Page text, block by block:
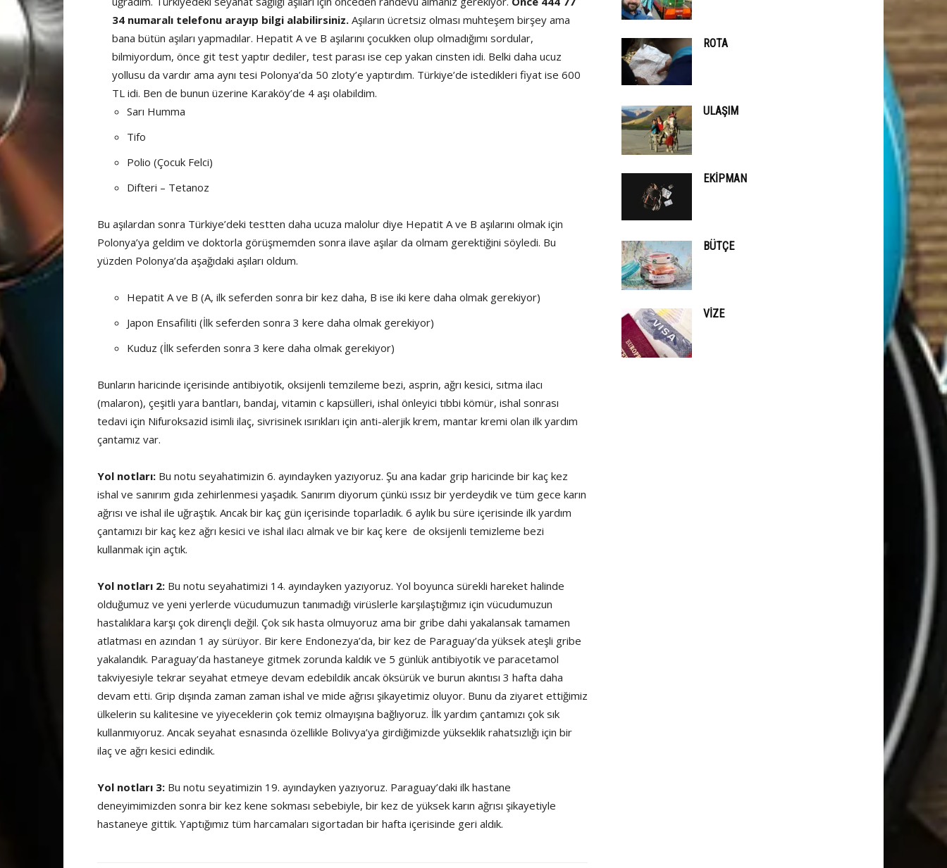
34 numaralı telefonu arayıp bilgi alabilirsiniz. Aşıların ücretsiz olması muhteşem birşey ama
bana bütün aşıları yapmadılar. Hepatit A ve B aşılarını çocukken olup olmadığımı sordular,
bilmiyordum, önce git test yaptır dediler, test parası ise cep yakan cinsten idi. Belki daha ucuz
yollusu da vardır ama aynı tesi Polonya’da 50 zloty’e yaptırdım. Türkiye’de istedikleri fiyat ise 600
TL idi. Ben de bunun üzerine Karaköy’de 4 aşı olabildim.
Sarı Humma
Tifo
Polio (Çocuk Felci)
Difteri – Tetanoz
Bu aşılardan sonra Türkiye’deki testten daha ucuza malolur diye Hepatit A ve B aşılarını olmak için
Polonya’ya geldim ve doktorla görüşmemden sonra ilave aşılar da olmam gerektiğini söyledi. Bu
yüzden Polonya’da aşağıdaki aşıları oldum.
Hepatit A ve B (A, ilk seferden sonra bir kez daha, B ise iki kere daha olmak gerekiyor)
Japon Ensafiliti (İlk seferden sonra 3 kere daha olmak gerekiyor)
Kuduz (İlk seferden sonra 3 kere daha olmak gerekiyor)
Bunların haricinde içerisinde antibiyotik, oksijenli temzileme bezi, asprin, ağrı kesici, sıtma ilacı
(malaron), çeşitli yara bantları, bandaj, vitamin c kapsülleri, ishal önleyici tıbbi kömür, ishal sonrası
tedavi için Nifuroksazid isimli ilaç, sivrisinek ısırıkları için anti-alerjik krem, mantar kremi olan ilk yardım
çantamız var.
Yol notları: Bu notu seyahatimizin 6. ayındayken yazıyoruz. Şu ana kadar grip haricinde bir kaç kez
ishal ve sanırım gıda zehirlenmesi yaşadık. Sanırım diyorum çünkü ıssız bir yerdeydik ve tüm gece karın
ağrısı ve ishal ile uğraştık. Ancak bir kaç gün içerisinde toparladık. 6 aylık bu süre içerisinde ilk yardım
çantamızı bir kaç kez ağrı kesici ve ishal ilacı almak ve bir kaç kere de oksijenli temizleme bezi
kullanmak için açtık.
Yol notları 2: Bu notu seyahatimizi 14. ayındayken yazıyoruz. Yol boyunca sürekli hareket halinde
olduğumuz ve yeni yerlerde vücudumuzun tanımadığı virüslerle karşılaştığımız için vücudumuzun
hastalıklara karşı çok dirençli değil. Çok sık hasta olmuyoruz ama bir gribe dahi yakalansak tamamen
atlatması en azından 1 ay sürüyor. Bir kere Endonezya’da, bir kez de Paraguay’da yüksek ateşli gribe
yakalandık. Paraguay’da hastaneye gitmek zorunda kaldık ve 5 günlük antibiyotik ve paracetamol
takviyesiyle tekrar seyahat etmeye devam edebildik ancak öksürük ve burun akıntısı 3 hafta daha
devam etti. Grip dışında zaman zaman ishal ve mide ağrısı şikayetimiz oluyor. Bunu da ziyaret ettiğimiz
ülkelerin su kalitesine ve yiyeceklerin çok temiz olmayışına bağlıyoruz. İlk yardım çantamızı çok sık
kullanmıyoruz. Ancak seyahat esnasında özellikle Bolivya’ya girdiğimizde yükseklik rahatsızlığı için bir
ilaç ve ağrı kesici edindik.
Yol notları 3: Bu notu seyatimizin 19. ayındayken yazıyoruz. Paraguay’daki ilk hastane
deneyimimizden sonra bir kez kene sokması sebebiyle, bir kez de yüksek karın ağrısı şikayetiyle
hastaneye gittik. Yaptığımız tüm harcamaları sigortadan bir hafta içerisinde geri aldık.
ROTA
ULAŞIM
EKIPMAN
BÜTÇE
VIZE